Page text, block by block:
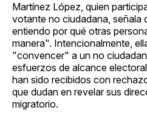
Martínez López, quien
votante no ciudadana, señala
entiendo por qué otras
manera". Intencionalmente,
"convencer" a un no
esfuerzos de alcance
han sido recibidos con
que dudan en revelar sus
migratorio.